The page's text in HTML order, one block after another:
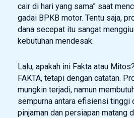
cair di hari yang sama” saat
gadai BPKB motor. Tentu saja,
dana secepat itu sangat
kebutuhan mendesak.
Lalu, apakah ini Fakta atau
FAKTA, tetapi dengan catatan.
mungkin terjadi, namun
sempurna antara efisiensi tinggi
pinjaman dan persiapan matang